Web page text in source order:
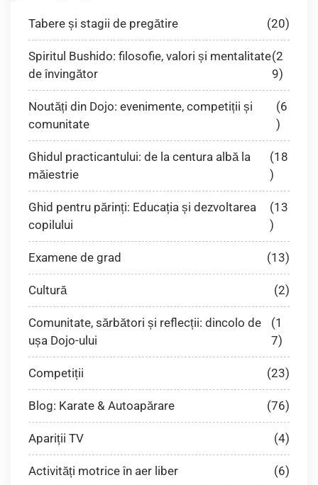
Tabere și stagii de pregătire (20)
Spiritul Bushido: filosofie, valori și mentalitate
de învingător
(2
9)
Noutăți din Dojo: evenimente, competiții și
comunitate
(6
)
Ghidul practicantului: de la centura albă la
măiestrie
(18
)
Ghid pentru părinți: Educația și dezvoltarea
copilului
(13
)
Examene de grad (13)
Cultură (2)
Comunitate, sărbători și reflecții: dincolo de
ușa Dojo-ului
(1
7)
Competiții (23)
Blog: Karate & Autoapărare (76)
Apariții TV (4)
Activități motrice în aer liber (6)